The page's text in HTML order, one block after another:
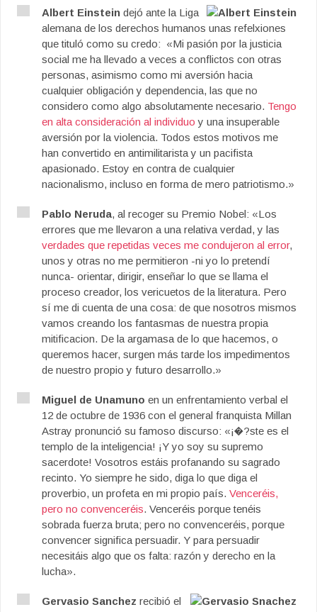
Albert Einstein dejó ante la Liga
alemana de los derechos humanos unas refelxiones
que tituló como su credo: «Mi pasión por la justicia
social me ha llevado a veces a conflictos con otras
personas, asimismo como mi aversión hacia
cualquier obligación y dependencia, las que no
considero como algo absolutamente necesario. Tengo
en alta consideración al individuo y una insuperable
aversión por la violencia. Todos estos motivos me
han convertido en antimilitarista y un pacifista
apasionado. Estoy en contra de cualquier
nacionalismo, incluso en forma de mero patriotismo.»
Pablo Neruda, al recoger su Premio Nobel: «Los
errores que me llevaron a una relativa verdad, y las
verdades que repetidas veces me condujeron al error,
unos y otras no me permitieron -ni yo lo pretendí
nunca- orientar, dirigir, enseñar lo que se llama el
proceso creador, los vericuetos de la literatura. Pero
sí me di cuenta de una cosa: de que nosotros mismos
vamos creando los fantasmas de nuestra propia
mitificacion. De la argamasa de lo que hacemos, o
queremos hacer, surgen más tarde los impedimentos
de nuestro propio y futuro desarrollo.»
Miguel de Unamuno en un enfrentamiento verbal el
12 de octubre de 1936 con el general franquista Millan
Astray pronunció su famoso discurso: «¡�?ste es el
templo de la inteligencia! ¡Y yo soy su supremo
sacerdote! Vosotros estáis profanando su sagrado
recinto. Yo siempre he sido, diga lo que diga el
proverbio, un profeta en mi propio país. Venceréis,
pero no convenceréis. Venceréis porque tenéis
sobrada fuerza bruta; pero no convenceréis, porque
convencer significa persuadir. Y para persuadir
necesitáis algo que os falta: razón y derecho en la
lucha».
Gervasio Sanchez recibió el